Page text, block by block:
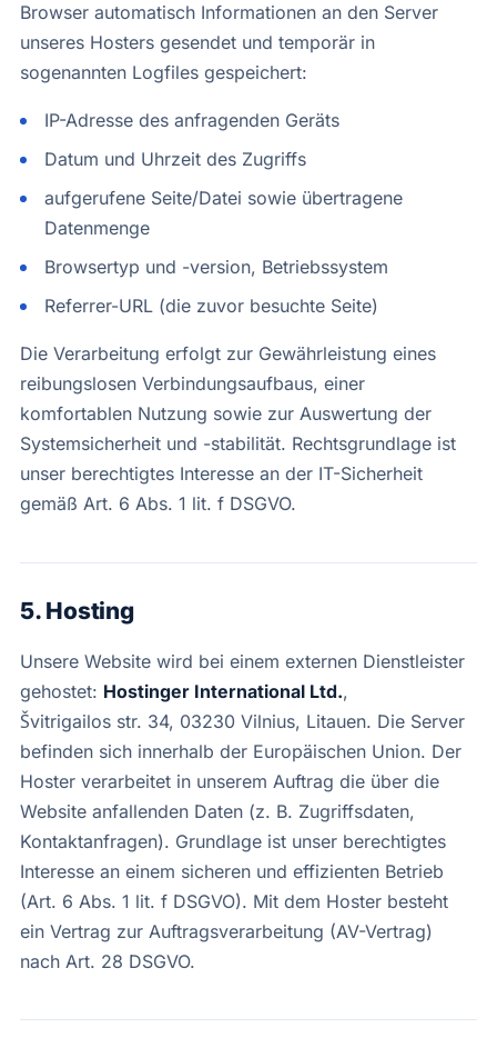
Browser automatisch Informationen an den Server
unseres Hosters gesendet und temporär in
sogenannten Logfiles gespeichert:
IP-Adresse des anfragenden Geräts
Datum und Uhrzeit des Zugriffs
aufgerufene Seite/Datei sowie übertragene
Datenmenge
Browsertyp und -version, Betriebssystem
Referrer-URL (die zuvor besuchte Seite)
Die Verarbeitung erfolgt zur Gewährleistung eines
reibungslosen Verbindungsaufbaus, einer
komfortablen Nutzung sowie zur Auswertung der
Systemsicherheit und -stabilität. Rechtsgrundlage ist
unser berechtigtes Interesse an der IT-Sicherheit
gemäß Art. 6 Abs. 1 lit. f DSGVO.
5. Hosting
Unsere Website wird bei einem externen Dienstleister
gehostet: Hostinger International Ltd.,
Švitrigailos str. 34, 03230 Vilnius, Litauen. Die Server
befinden sich innerhalb der Europäischen Union. Der
Hoster verarbeitet in unserem Auftrag die über die
Website anfallenden Daten (z. B. Zugriffsdaten,
Kontaktanfragen). Grundlage ist unser berechtigtes
Interesse an einem sicheren und effizienten Betrieb
(Art. 6 Abs. 1 lit. f DSGVO). Mit dem Hoster besteht
ein Vertrag zur Auftragsverarbeitung (AV-Vertrag)
nach Art. 28 DSGVO.